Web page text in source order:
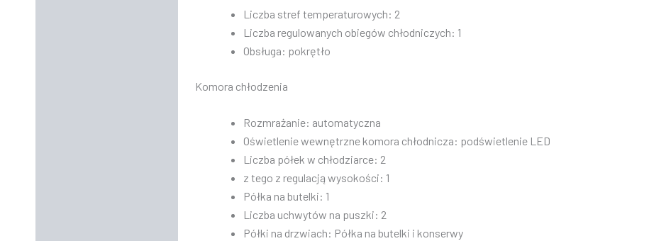
Liczba stref temperaturowych: 2
Liczba regulowanych obiegów chłodniczych: 1
Obsługa: pokrętło
Komora chłodzenia
Rozmrażanie: automatyczna
Oświetlenie wewnętrzne komora chłodnicza: podświetlenie LED
Liczba półek w chłodziarce: 2
z tego z regulacją wysokości: 1
Półka na butelki: 1
Liczba uchwytów na puszki: 2
Półki na drzwiach: Półka na butelki i konserwy